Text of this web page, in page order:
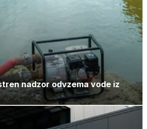
nadzor odvzema vode iz